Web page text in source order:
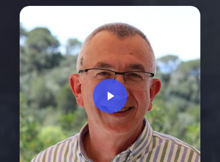
Play Video